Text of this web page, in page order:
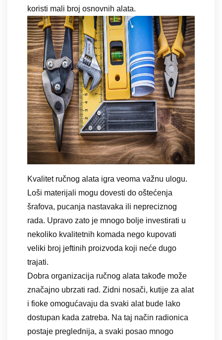
koristi mali broj osnovnih alata.
Kvalitet ručnog alata igra veoma važnu ulogu.
Loši materijali mogu dovesti do oštećenja
šrafova, pucanja nastavaka ili nepreciznog
rada. Upravo zato je mnogo bolje investirati u
nekoliko kvalitetnih komada nego kupovati
veliki broj jeftinih proizvoda koji neće dugo
trajati.
Dobra organizacija ručnog alata takođe može
značajno ubrzati rad. Zidni nosači, kutije za alat
i fioke omogućavaju da svaki alat bude lako
dostupan kada zatreba. Na taj način radionica
postaje preglednija, a svaki posao mnogo